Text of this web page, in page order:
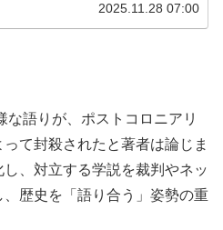
2025.11.28 07:00
な語りが、ポストコロニアリ
て封殺されたと著者は論じま
、対立する学説を裁判やネッ
、歴史を「語り合う」姿勢の重